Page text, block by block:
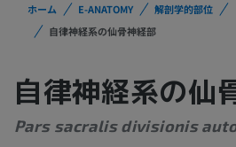
ホーム E-ANATOMY 解剖学的部位
自律神経系の仙骨神経部
自律神経系の仙
Pars sacralis divisionis